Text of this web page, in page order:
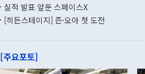
"우리의 선
관은 업무
이 9월 러시
기록했지만
로 전환됐다.
는 배당수입
였던 올해 3
실적 발표 앞둔 스페이스X
[히든스테이지] 즌·오아 첫 도전
[주요포토]